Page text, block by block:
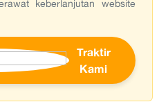
keberlanjutan website
Traktir
Kami